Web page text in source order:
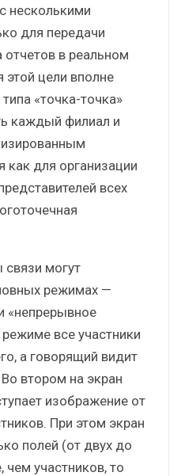
несколькими
для передачи
в реальном
цели вполне
«точка-точка»
каждый филиал и
как для организации
всех
могут
режимах —
«непрерывное
все участники
а говорящий видит
втором на экран
изображение от
При этом экран
полей (от двух до
участников, то